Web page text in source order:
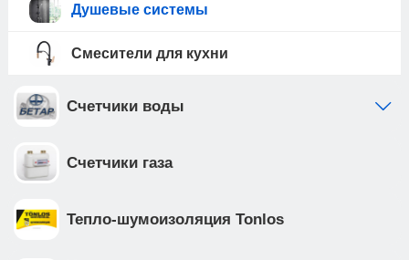
Душевые системы
Смесители для кухни
Счетчики воды
Счетчики газа
Тепло-шумоизоляция Tonlos